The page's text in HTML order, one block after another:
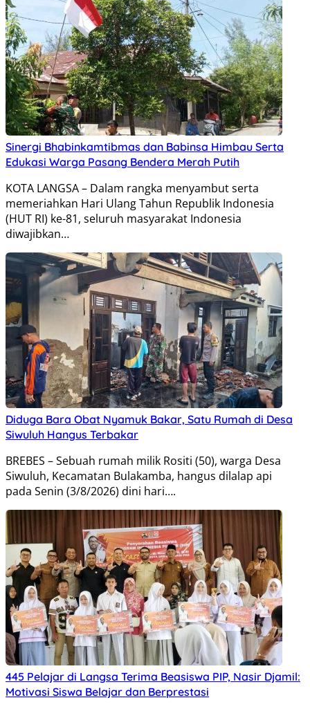
Sinergi Bhabinkamtibmas dan Babinsa Himbau Serta
Edukasi Warga Pasang Bendera Merah Putih
KOTA LANGSA – Dalam rangka menyambut serta
memeriahkan Hari Ulang Tahun Republik Indonesia
(HUT RI) ke-81, seluruh masyarakat Indonesia
diwajibkan…
Diduga Bara Obat Nyamuk Bakar, Satu Rumah di Desa
Siwuluh Hangus Terbakar
BREBES – Sebuah rumah milik Rositi (50), warga Desa
Siwuluh, Kecamatan Bulakamba, hangus dilalap api
pada Senin (3/8/2026) dini hari….
445 Pelajar di Langsa Terima Beasiswa PIP, Nasir Djamil:
Motivasi Siswa Belajar dan Berprestasi